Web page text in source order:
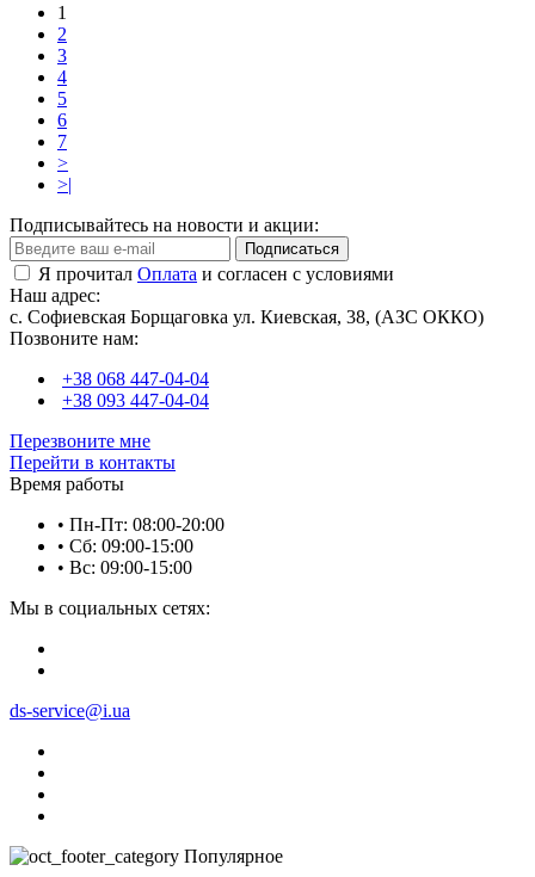
1
2
3
4
5
6
7
>
>|
Подписывайтесь на новости и акции:
Подписаться
Я прочитал Оплата и согласен с условиями
Наш адрес:
с. Софиевская Борщаговка ул. Киевская, 38, (АЗС ОККО)
Позвоните нам:
+38 068 447-04-04
+38 093 447-04-04
Перезвоните мне
Перейти в контакты
Время работы
• Пн-Пт: 08:00-20:00
• Сб: 09:00-15:00
• Вс: 09:00-15:00
Мы в социальных сетях:
ds-service@i.ua
Популярное